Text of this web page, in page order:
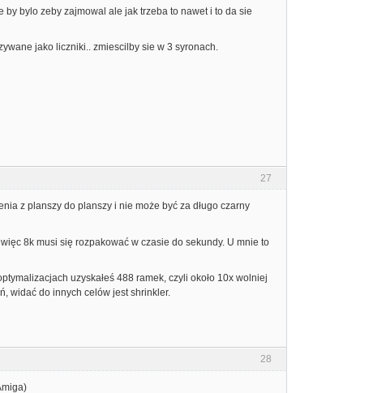
bylo zeby zajmowal ale jak trzeba to nawet i to da sie
jako liczniki.. zmiescilby sie w 3 syronach.
27
z planszy do planszy i nie może być za długo czarny
8k musi się rozpakować w czasie do sekundy. U mnie to
uzyskałeś 488 ramek, czyli około 10x wolniej
widać do innych celów jest shrinkler.
28